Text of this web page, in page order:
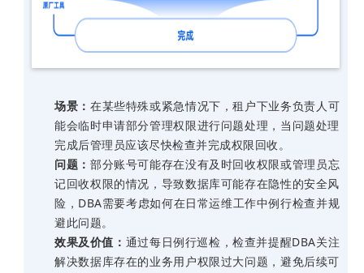
场景： 在某些特殊或紧急情况下，租户下业务负责人可
能会临时申请部分管理权限进行问题处理，当问题处理
完成后管理员应该尽快检查并完成权限回收。
问题： 部分账号可能存在没有及时回收权限或管理员忘
记回收权限的情况，导致数据库可能存在隐性的安全风
险， DBA需要考虑如何在日常运维工作中例行检查并规
避此问题。
效果及价值： 通过每日例行巡检，检查并提醒DBA关注
解决数据库存在的业务用户权限过大问题，避免后续可